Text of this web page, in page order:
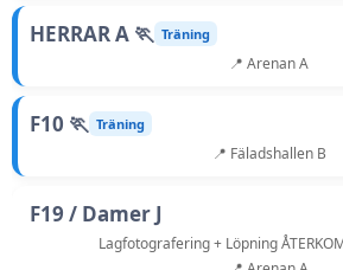
HERRAR A 🏃 Träning
📍 Arenan A
F10 🏃 Träning
📍 Fäladshallen B
F19 / Damer J
Lagfotografering + Löpning